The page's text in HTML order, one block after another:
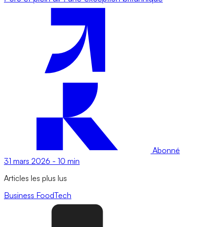
Abonné
31 mars 2026 - 10 min
Articles les plus lus
Business FoodTech